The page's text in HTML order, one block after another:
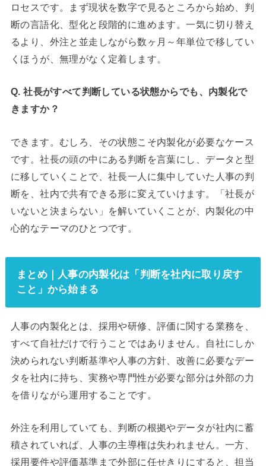
ロセスです。まず現状を数字で見るところから始め、判
断の言語化、型化と段階的に進めます。一気に切り替え
るより、外注と並走しながら数ヶ月～年単位で移してい
くほうが、無理がなく定着します。
Q. 社長がすべて判断している状態からでも、内製化で
きますか？
できます。むしろ、その状態こそ内製化が必要なケース
です。社長の頭の中にある判断を言葉にし、データと型
に移していくことで、社長一人に集中していた人事の判
断を、社内で共有できる形に変えていけます。「社長が
いないと決まらない」を解いていくことが、内製化の中
心的なテーマのひとつです。
まとめ｜人事の内製化は「判断を社内に取り戻す
こと」から始まる
人事の内製化とは、採用や研修、評価に関する業務を、
すべて自社だけで行うことではありません。自社にしか
決められない判断基準や人事の方針、改善に必要なデー
タを社内に持ち、実務や専門性が必要な部分は外部の力
を借りながら運用することです。
外注を利用していても、判断の根拠やデータが社内に蓄
積されていれば、人事の主導権は失われません。一方、
採用要件や評価基準まで外部に任せきりにすると、担当